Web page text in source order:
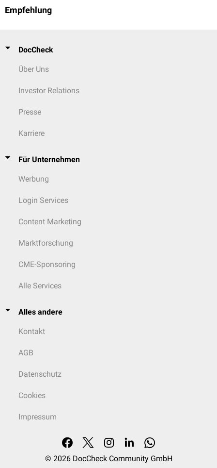
Empfehlung
DocCheck
Über Uns
Investor Relations
Presse
Karriere
Für Unternehmen
Werbung
Login Services
Content Marketing
Marktforschung
CME-Sponsoring
Alle Services
Alles andere
Kontakt
AGB
Datenschutz
Cookies
Impressum
© 2026 DocCheck Community GmbH